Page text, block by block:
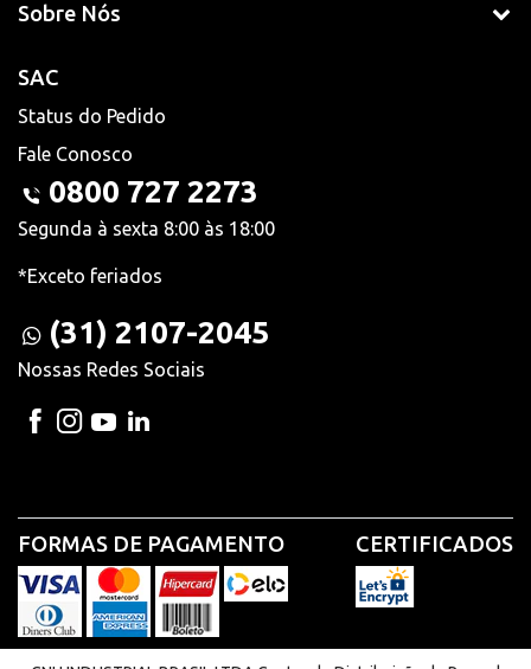
Sobre Nós
SAC
Status do Pedido
Fale Conosco
0800 727 2273
Segunda à sexta 8:00 às 18:00
*Exceto feriados
(31) 2107-2045
Nossas Redes Sociais
FORMAS DE PAGAMENTO CERTIFICADOS